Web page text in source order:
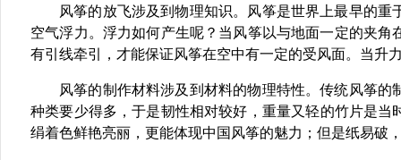
风筝的放飞涉及到物理知识。风筝是世界上最早的
空气浮力。浮力如何产生呢？当风筝以与地面一定的夹
有引线牵引，才能保证风筝在空中有一定的受风面。当升
风筝的制作材料涉及到材料的物理特性。传统风筝
种类要少得多，于是韧性相对较好，重量又轻的竹片是当
绢着色鲜艳亮丽，更能体现中国风筝的魅力；但是纸易破